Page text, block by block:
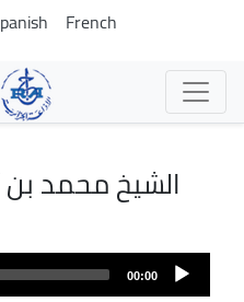
Skip
to
main
content
French
الشيخ محمد بن
00:00